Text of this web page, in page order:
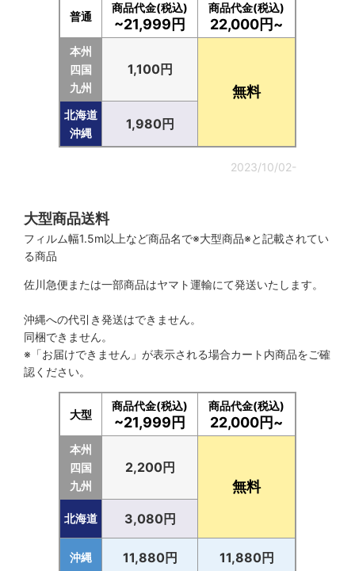
普通
商品代金(税込)
~21,999円
商品代金(税込)
22,000円~
本州
四国
九州
1,100円
無料
北海道
沖縄
1,980円
2023/10/02-
大型商品送料
フィルム幅1.5m以上など商品名で※大型商品※と記載されてい
る商品
佐川急便または一部商品はヤマト運輸にて発送いたします。
沖縄への代引き発送はできません。
同梱できません。
※「お届けできません」が表示される場合カート内商品をご確
認ください。
大型
商品代金(税込)
~21,999円
商品代金(税込)
22,000円~
本州
四国
九州
2,200円
無料
北海道 3,080円
沖縄 11,880円 11,880円